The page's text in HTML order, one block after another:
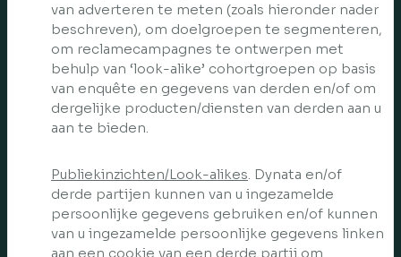
van adverteren te meten (zoals hieronder nader
beschreven), om doelgroepen te segmenteren,
om reclamecampagnes te ontwerpen met
behulp van ‘look-alike’ cohortgroepen op basis
van enquête en gegevens van derden en/of om
dergelijke producten/diensten van derden aan u
aan te bieden.
Publiekinzichten/Look-alikes. Dynata en/of
derde partijen kunnen van u ingezamelde
persoonlijke gegevens gebruiken en/of kunnen
van u ingezamelde persoonlijke gegevens linken
aan een cookie van een derde partij om